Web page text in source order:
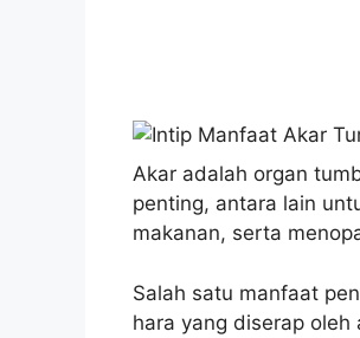
Akar adalah organ
penting, antara lain
makanan, serta
Salah satu manfaat
hara yang diserap